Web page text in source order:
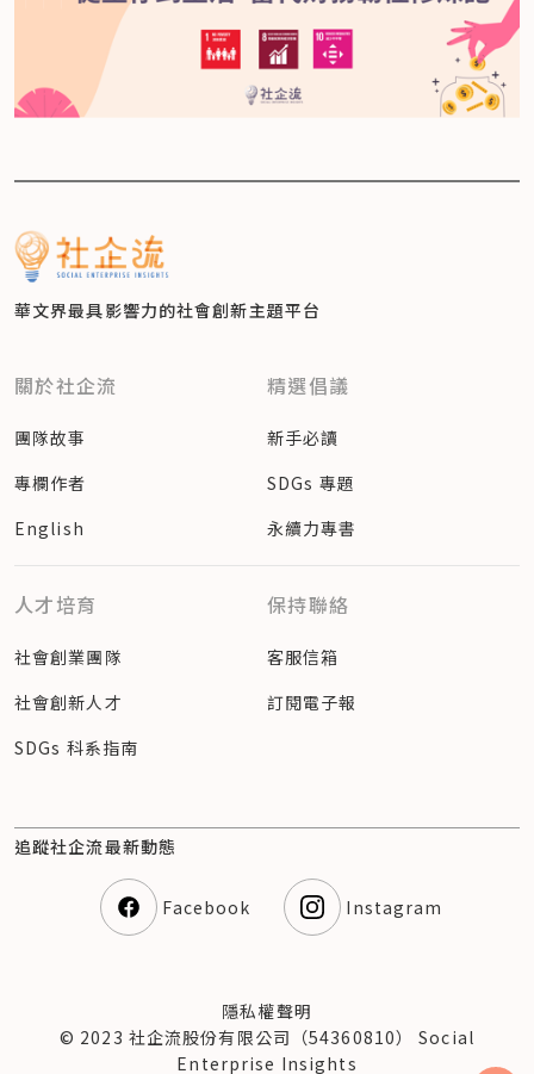
華文界最具影響力的社會創新主題平台
關於社企流
團隊故事
專欄作者
English
精選倡議
新手必讀
SDGs 專題
永續力專書
人才培育
社會創業團隊
社會創新人才
SDGs 科系指南
保持聯絡
客服信箱
訂閱電子報
追蹤社企流最新動態
Facebook Instagram
隱私權聲明
© 2023 社企流股份有限公司（54360810） Social
Enterprise Insights